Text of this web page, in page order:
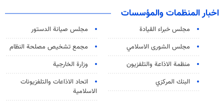
اخبار المنظمات والمؤسسات
مجلس خبراء القيادة
مجلس صيانة الدستور
مجلس الشورى الاسلامي
مجمع تشخيص مصلحة النظام
منظمة الاذاعة والتلفزیون
وزارة الخارجية
البنك المركزي
اتحاد الاذاعات والتلفزيونات
الاسلامية